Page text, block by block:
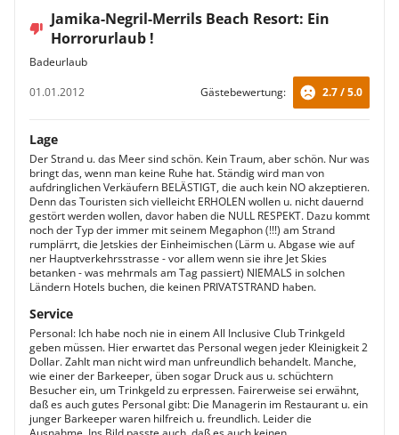
Jamika-Negril-Merrils Beach Resort: Ein
Horrorurlaub !
Badeurlaub
01.01.2012
Gästebewertung: 2.7 / 5.0
Lage
Der Strand u. das Meer sind schön. Kein Traum, aber schön. Nur was
bringt das, wenn man keine Ruhe hat. Ständig wird man von
aufdringlichen Verkäufern BELÄSTIGT, die auch kein NO akzeptieren.
Denn das Touristen sich vielleicht ERHOLEN wollen u. nicht dauernd
gestört werden wollen, davor haben die NULL RESPEKT. Dazu kommt
noch der Typ der immer mit seinem Megaphon (!!!) am Strand
rumplärrt, die Jetskies der Einheimischen (Lärm u. Abgase wie auf
ner Hauptverkehrsstrasse - vor allem wenn sie ihre Jet Skies
betanken - was mehrmals am Tag passiert) NIEMALS in solchen
Ländern Hotels buchen, die keinen PRIVATSTRAND haben.
Service
Personal: Ich habe noch nie in einem All Inclusive Club Trinkgeld
geben müssen. Hier erwartet das Personal wegen jeder Kleinigkeit 2
Dollar. Zahlt man nicht wird man unfreundlich behandelt. Manche,
wie einer der Barkeeper, üben sogar Druck aus u. schüchtern
Besucher ein, um Trinkgeld zu erpressen. Fairerweise sei erwähnt,
daß es auch gutes Personal gibt: Die Managerin im Restaurant u. ein
junger Barkeeper waren hilfreich u. freundlich. Leider die